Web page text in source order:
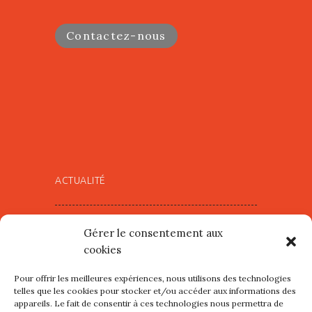
Gérer le consentement aux
cookies
Pour offrir les meilleures expériences, nous utilisons des technologies
telles que les cookies pour stocker et/ou accéder aux informations des
appareils. Le fait de consentir à ces technologies nous permettra de
Contactez-nous
ACTUALITÉ
mercredi 12 et jeudi 13 août
2026
Les petits formats du Port
d’Orange : Mercredi 22 juillet de